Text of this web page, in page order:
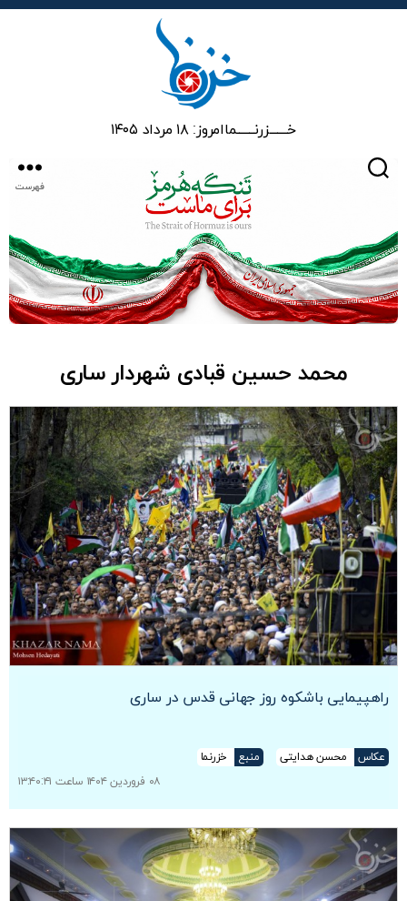
خـــــــزرنـــــــماامروز: ۱۸ مرداد ۱۴۰۵
فهرست
محمد حسین قبادی شهردار ساری
راهپیمایی باشکوه روز جهانی قدس در ساری
عکاس محسن هدایتی منبع
خزرنما
۰۸ فروردین ۱۴۰۴ ساعت ۱۳:۴۰:۴۱